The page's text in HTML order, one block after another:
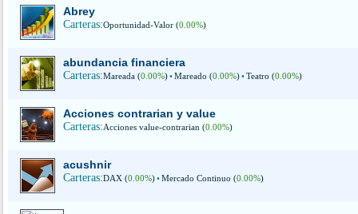
Abrey
Carteras:Oportunidad-Valor (0.00%)
abundancia financiera
Carteras:Mareada (0.00%)•Mareado (0.00%)•Teatro (0.00%)
Acciones contrarian y value
Carteras:Acciones value-contrarian (0.00%)
acushnir
Carteras:DAX (0.00%)•Mercado Continuo (0.00%)